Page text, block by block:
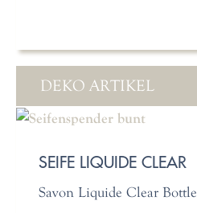
DEKO ARTIKEL
SEIFE LIQUIDE CLEAR
Savon Liquide Clear Bottle